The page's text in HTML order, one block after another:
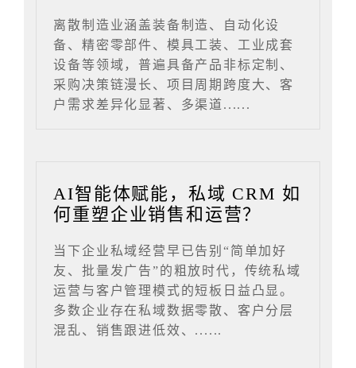
离散制造业涵盖装备制造、自动化设
备、精密零部件、模具工装、工业成套
设备等领域，普遍具备产品非标定制、
采购决策链漫长、项目周期跨度大、客
户需求差异化显著、多渠道......
AI智能体赋能，私域 CRM 如
何重塑企业销售和运营？
当下企业私域经营早已告别“简单加好
友、批量发广告”的粗放时代，传统私域
运营与客户管理模式的短板日益凸显。
多数企业存在私域数据零散、客户分层
混乱、销售跟进低效、......